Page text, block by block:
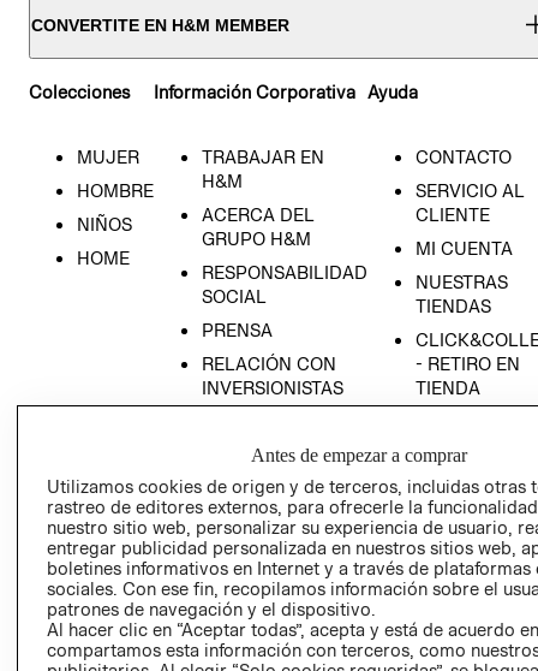
CONVERTITE EN H&M MEMBER
Colecciones
MUJER
HOMBRE
NIÑOS
HOME
Información Corporativa
TRABAJAR EN
H&M
ACERCA DEL
GRUPO H&M
RESPONSABILIDAD
SOCIAL
PRENSA
RELACIÓN CON
INVERSIONISTAS
EMPRESARIAL
Ayuda
CONTACTO
SERVICIO AL
CLIENTE
MI CUENTA
NUESTRAS
TIENDAS
- RETIRO EN
TIENDA
AVISO DE
PRIVACIDAD
GIFT CARD
AVISO DE
COOKIES
Antes de empezar a comprar
Utilizamos cookies de origen y de terceros, incluidas otras
rastreo de editores externos, para ofrecerle la
nuestro sitio web, personalizar su experiencia de usuario,
entregar publicidad personalizada en nuestros sitios web,
boletines informativos en Internet y a través de plataformas
sociales. Con ese fin, recopilamos información sobre el
patrones de navegación y el dispositivo.
Al hacer clic en “Aceptar todas”, acepta y está de acuerdo
compartamos esta información con terceros, como